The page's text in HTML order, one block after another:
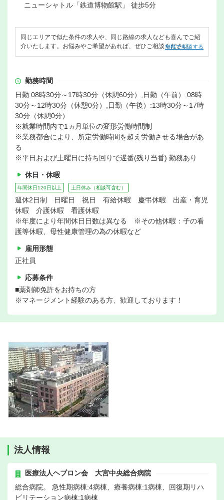
ニューシャトル「鉄道博物館駅」 徒歩5分
同じエリアで似た条件の求人や、同じ路線の求人なども喜んでご紹
介いたします。お悩みやご希望があれば、ぜひご相談ください。
無料で相談する
勤務時間
日勤:08時30分～17時30分（休憩60分）,日勤（午前）:08時
30分～12時30分（休憩0分）,日勤（午後）:13時30分～17時
30分（休憩0分）
※就業時間内で1ヵ月単位の変形労働時間制
※業務都合により、所定労働時間を超え労働させる場合があ
る
※平日および土曜日に持ち回りで遅番(残り当番) 勤務あり
休日・休暇
年間休日120日以上 土日休み（相談可含む）
週休2日制 日曜日 祝日 有給休暇 慶弔休暇 出産・育児
休暇 介護休暇 看護休暇
※年度により年間休日日数は異なる ※その他休暇：子の看
護等休暇、母性健康管理の為の休暇など
雇用形態
正社員
応募条件
■薬剤師免許をお持ちの方
※マネージメント経験のある方、歓迎しております！
法人情報
医療法人ヘブロン会 大宮中央総合病院
総合病院。 急性期病棟:4病棟、療養病棟:1病棟、回復期リハ
ビリテーション病棟:1病棟